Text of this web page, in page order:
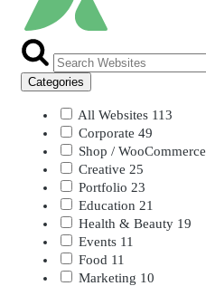
Categories
All Websites 113
Corporate 49
Shop / WooCommerce
Creative 25
Portfolio 23
Education 21
Health & Beauty 19
Events 11
Food 11
Marketing 10